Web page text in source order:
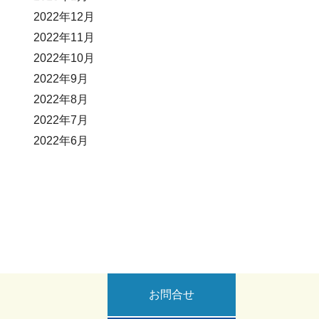
2022年12月
2022年11月
2022年10月
2022年9月
2022年8月
2022年7月
2022年6月
お問合せ